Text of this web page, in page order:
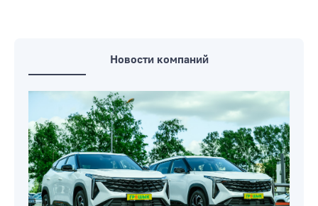
Новости компаний